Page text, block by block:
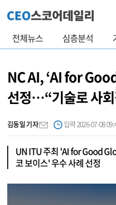
전체뉴스 심층분석
NC AI, ‘AI for
선정…“기술로 사
김동일 기자 입력 2026-07-08
UN ITU 주최 'AI for Good
코 보이스' 우수 사례 선정